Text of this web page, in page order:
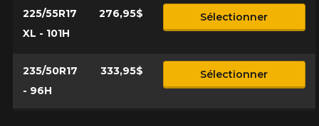
225/55R17
XL - 101H
276,95$ Sélectionner
235/50R17
- 96H
333,95$ Sélectionner